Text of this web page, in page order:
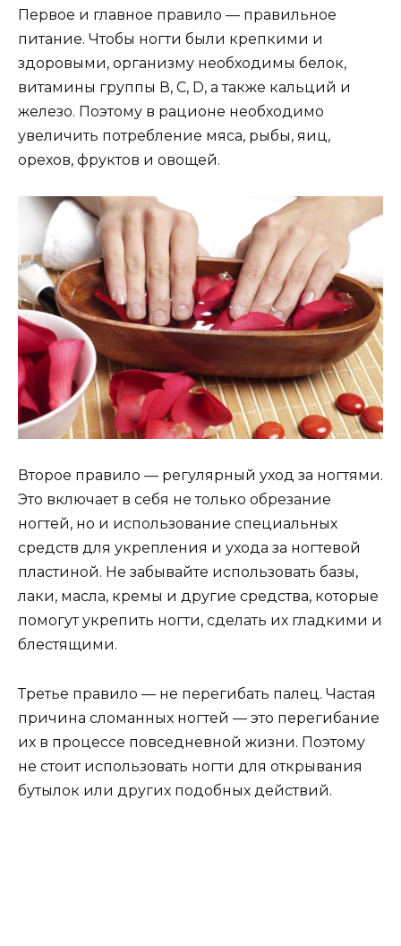
Первое и главное правило — правильное
питание. Чтобы ногти были крепкими и
здоровыми, организму необходимы белок,
витамины группы В, С, D, а также кальций и
железо. Поэтому в рационе необходимо
увеличить потребление мяса, рыбы, яиц,
орехов, фруктов и овощей.
Второе правило — регулярный уход за ногтями.
Это включает в себя не только обрезание
ногтей, но и использование специальных
средств для укрепления и ухода за ногтевой
пластиной. Не забывайте использовать базы,
лаки, масла, кремы и другие средства, которые
помогут укрепить ногти, сделать их гладкими и
блестящими.
Третье правило — не перегибать палец. Частая
причина сломанных ногтей — это перегибание
их в процессе повседневной жизни. Поэтому
не стоит использовать ногти для открывания
бутылок или других подобных действий.